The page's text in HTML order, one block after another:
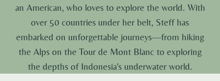
an American, who loves to explore the world. With
over 50 countries under her belt, Steff has
embarked on unforgettable journeys—from hiking
the Alps on the Tour de Mont Blanc to exploring
the depths of Indonesia's underwater world.